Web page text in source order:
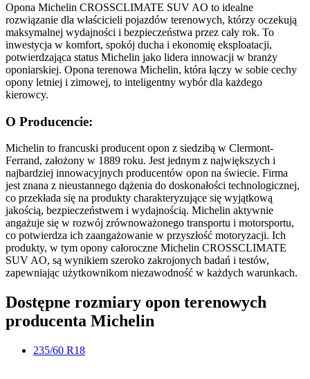
Opona Michelin CROSSCLIMATE SUV AO to idealne
rozwiązanie dla właścicieli pojazdów terenowych, którzy oczekują
maksymalnej wydajności i bezpieczeństwa przez cały rok. To
inwestycja w komfort, spokój ducha i ekonomię eksploatacji,
potwierdzająca status Michelin jako lidera innowacji w branży
oponiarskiej. Opona terenowa Michelin, która łączy w sobie cechy
opony letniej i zimowej, to inteligentny wybór dla każdego
kierowcy.
O Producencie:
Michelin to francuski producent opon z siedzibą w Clermont-
Ferrand, założony w 1889 roku. Jest jednym z największych i
najbardziej innowacyjnych producentów opon na świecie. Firma
jest znana z nieustannego dążenia do doskonałości technologicznej,
co przekłada się na produkty charakteryzujące się wyjątkową
jakością, bezpieczeństwem i wydajnością. Michelin aktywnie
angażuje się w rozwój zrównoważonego transportu i motorsportu,
co potwierdza ich zaangażowanie w przyszłość motoryzacji. Ich
produkty, w tym opony całoroczne Michelin CROSSCLIMATE
SUV AO, są wynikiem szeroko zakrojonych badań i testów,
zapewniając użytkownikom niezawodność w każdych warunkach.
Dostępne rozmiary opon terenowych
producenta Michelin
235/60 R18